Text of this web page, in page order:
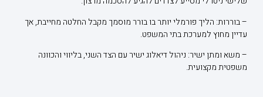
– בוררות: הליך פורמלי יותר בו בורר מוסמך מקבל החלטה מחייבת, אך
עדיין מחוץ למערכת בתי המשפט.
– משא ומתן ישיר: ניהול דיאלוג ישיר עם הצד השני, בליווי והכוונה
משפטית מקצועית.